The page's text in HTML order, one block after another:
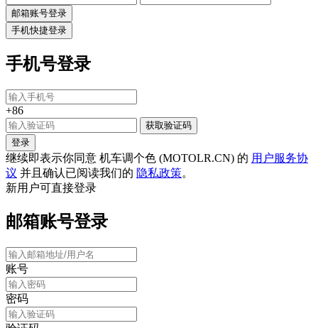
邮箱账号登录
手机快捷登录
手机号登录
+86
获取验证码
登录
继续即表示你同意 机车调个色 (MOTOLR.CN) 的 用户服务协
议 并且确认已阅读我们的 隐私政策。
新用户可直接登录
邮箱账号登录
账号
密码